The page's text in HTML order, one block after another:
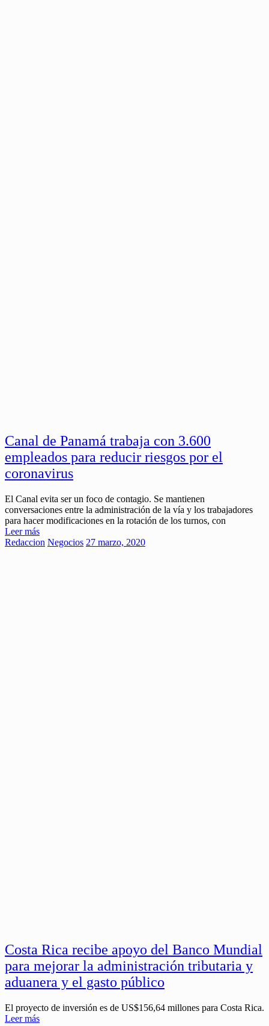
Canal de Panamá trabaja con 3.600
empleados para reducir riesgos por el
coronavirus
El Canal evita ser un foco de contagio. Se mantienen
conversaciones entre la administración de la vía y los trabajadores
para hacer modificaciones en la rotación de los turnos, con
Leer más
Redaccion Negocios 27 marzo, 2020
Costa Rica recibe apoyo del Banco Mundial
para mejorar la administración tributaria y
aduanera y el gasto público
El proyecto de inversión es de US$156,64 millones para Costa Rica.
Leer más